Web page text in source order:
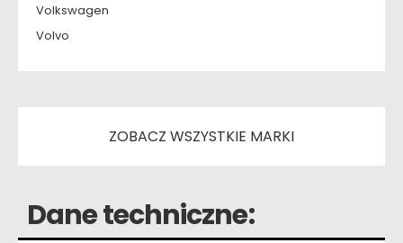
Volkswagen
Volvo
ZOBACZ WSZYSTKIE MARKI
Dane techniczne: